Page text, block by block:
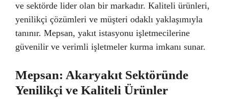
ve sektörde lider olan bir markadır. Kaliteli ürünleri,
yenilikçi çözümleri ve müşteri odaklı yaklaşımıyla
tanınır. Mepsan, yakıt istasyonu işletmecilerine
güvenilir ve verimli işletmeler kurma imkanı sunar.
Mepsan: Akaryakıt Sektöründe
Yenilikçi ve Kaliteli Ürünler